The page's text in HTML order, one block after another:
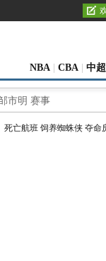
NBA CBA 中超
死亡航班 饲养蜘蛛侠 夺命